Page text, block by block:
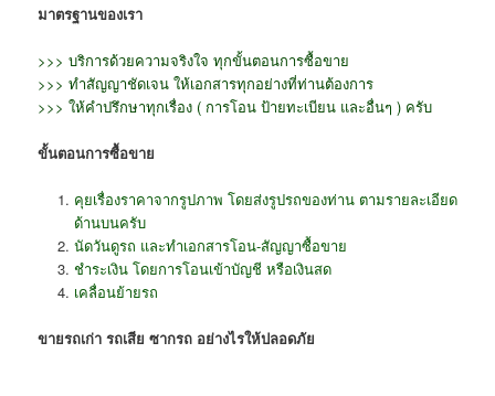
มาตรฐานของเรา
>>> บริการด้วยความจริงใจ ทุกขั้นตอนการซื้อขาย
>>> ทำสัญญาชัดเจน ให้เอกสารทุกอย่างที่ท่านต้องการ
>>> ให้คำปรึกษาทุกเรื่อง ( การโอน ป้ายทะเบียน และอื่นๆ ) ครับ
ขั้นตอนการซื้อขาย
คุยเรื่องราคาจากรูปภาพ โดยส่งรูปรถของท่าน ตามรายละเอียด
ด้านบนครับ
นัดวันดูรถ และทำเอกสารโอน-สัญญาซื้อขาย
ชำระเงิน โดยการโอนเข้าบัญชี หรือเงินสด
เคลื่อนย้ายรถ
ขายรถเก่า รถเสีย ซากรถ อย่างไรให้ปลอดภัย